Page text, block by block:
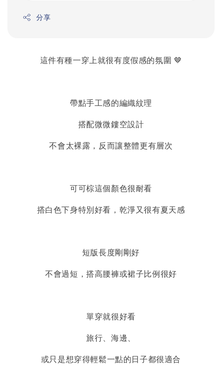
分享
這件有種一穿上就很有度假感的氛圍 🤎
帶點手工感的編織紋理
搭配微微鏤空設計
不會太裸露 ， 反而讓整體更有層次
可可棕這個顏色很耐看
搭白色下身特別好看，乾淨又很有夏天感
短版長度剛剛好
不會過短，搭高腰褲或裙子比例很好
單穿就很好看
旅行、海邊、
或只是想穿得輕鬆一點的日子都很適合